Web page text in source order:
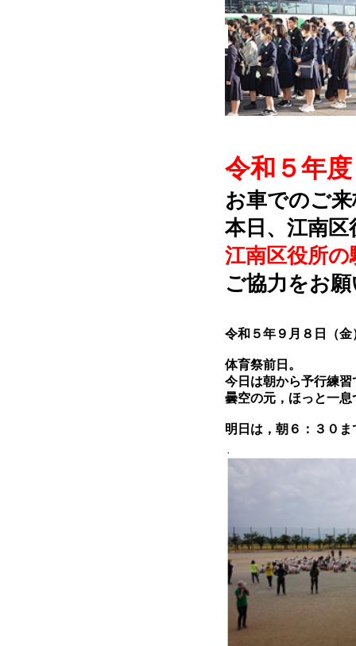
令和５年
お車でのご
本日、江南
江南区役所
ご協力をお
令和５年９月８日（金
体育祭前日。
今日は朝から予行練習
曇空の元，ほっと一
明日は，朝６：３０